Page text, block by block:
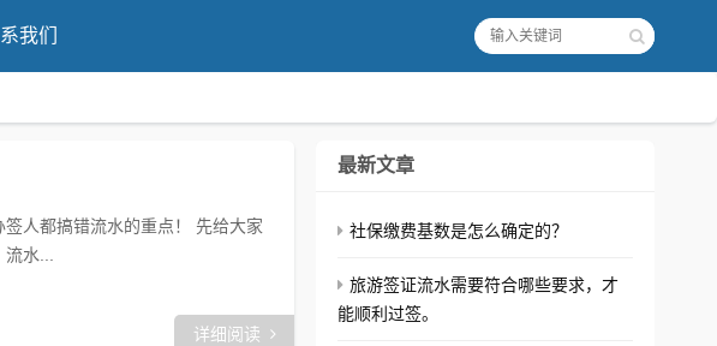
我们
人都搞错流水的重点！ 先给大家
水...
详细阅读
最新文章
社保缴费基数是怎么确定的？
旅游签证流水需要符合哪些要求，才
能顺利过签。